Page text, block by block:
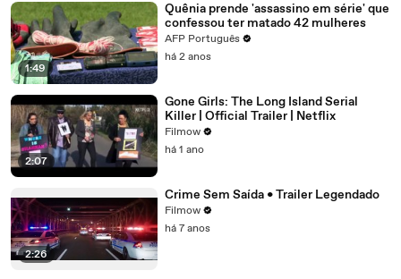
1:49
Quênia prende 'assassino em série' que
confessou ter matado 42 mulheres
AFP Português
há 2 anos
2:07
Gone Girls: The Long Island Serial
Killer | Official Trailer | Netflix
Filmow
há 1 ano
2:26
Crime Sem Saída • Trailer Legendado
Filmow
há 7 anos